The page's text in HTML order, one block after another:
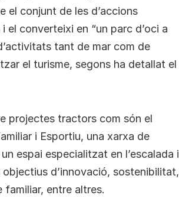
conjunt de les d’accions
converteixi en “un parc d’oci a
tant de mar com de
el turisme, segons ha detallat el
projectes tractors com són el
i Esportiu, una xarxa de
espai especialitzat en l’escalada i
d’innovació, sostenibilitat,
entre altres.